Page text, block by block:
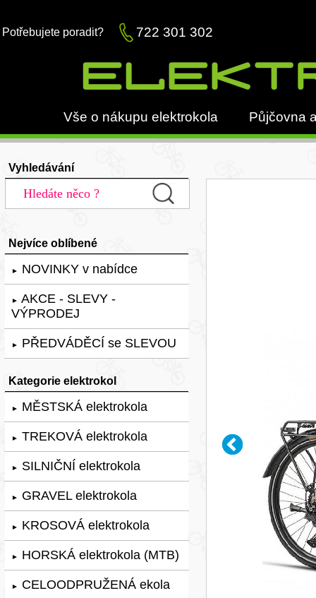
Potřebujete poradit? 722 301 302
Vše o nákupu elektrokola Půjčovna
Vyhledávání
Nejvíce oblíbené
► NOVINKY v nabídce
► AKCE - SLEVY -
VÝPRODEJ
► PŘEDVÁDĚCÍ se SLEVOU
Kategorie elektrokol
► MĚSTSKÁ elektrokola
► TREKOVÁ elektrokola
► SILNIČNÍ elektrokola
► GRAVEL elektrokola
► KROSOVÁ elektrokola
► HORSKÁ elektrokola (MTB)
► CELOODPRUŽENÁ ekola